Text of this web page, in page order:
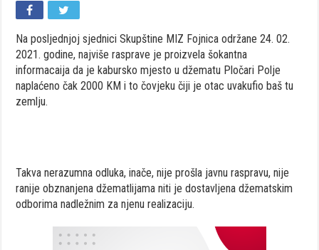
Na posljednjoj sjednici Skupštine MIZ Fojnica održane 24. 02.
2021. godine, najviše rasprave je proizvela šokantna
informacaija da je kabursko mjesto u džematu Pločari Polje
naplaćeno čak 2000 KM i to čovjeku čiji je otac uvakufio baš tu
zemlju.
Takva nerazumna odluka, inače, nije prošla javnu raspravu, nije
ranije obznanjena džematlijama niti je dostavljena džematskim
odborima nadležnim za njenu realizaciju.